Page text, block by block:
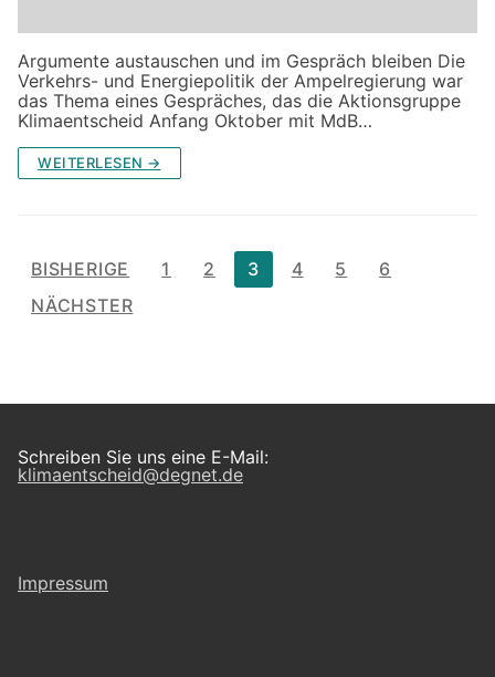
Argumente austauschen und im Gespräch bleiben Die
Verkehrs- und Energiepolitik der Ampelregierung war
das Thema eines Gespräches, das die Aktionsgruppe
Klimaentscheid Anfang Oktober mit MdB…
WEITERLESEN →
Seitennummerierung
der
BISHERIGE 1 2 3 4 5
6
NÄCHSTER
Schreiben Sie uns eine E-Mail:
klimaentscheid@degnet.de
Impressum